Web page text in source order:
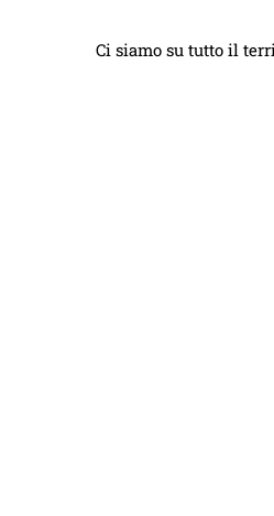
Ci siamo su tutto il